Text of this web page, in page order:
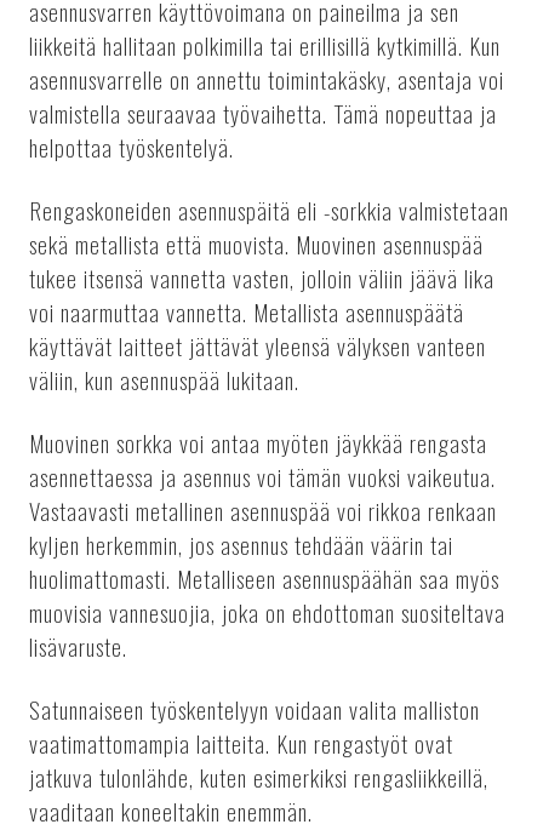
asennusvarren käyttövoimana on paineilma ja sen
liikkeitä hallitaan polkimilla tai erillisillä kytkimillä. Kun
asennusvarrelle on annettu toimintakäsky, asentaja voi
valmistella seuraavaa työvaihetta. Tämä nopeuttaa ja
helpottaa työskentelyä.
Rengaskoneiden asennuspäitä eli -sorkkia valmistetaan
sekä metallista että muovista. Muovinen asennuspää
tukee itsensä vannetta vasten, jolloin väliin jäävä lika
voi naarmuttaa vannetta. Metallista asennuspäätä
käyttävät laitteet jättävät yleensä välyksen vanteen
väliin, kun asennuspää lukitaan.
Muovinen sorkka voi antaa myöten jäykkää rengasta
asennettaessa ja asennus voi tämän vuoksi vaikeutua.
Vastaavasti metallinen asennuspää voi rikkoa renkaan
kyljen herkemmin, jos asennus tehdään väärin tai
huolimattomasti. Metalliseen asennuspäähän saa myös
muovisia vannesuojia, joka on ehdottoman suositeltava
lisävaruste.
Satunnaiseen työskentelyyn voidaan valita malliston
vaatimattomampia laitteita. Kun rengastyöt ovat
jatkuva tulonlähde, kuten esimerkiksi rengasliikkeillä,
vaaditaan koneeltakin enemmän.